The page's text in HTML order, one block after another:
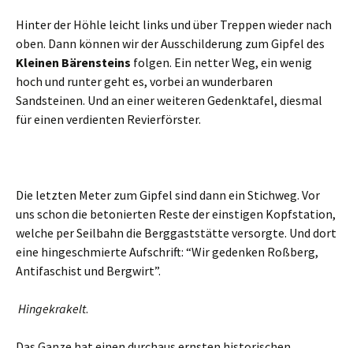
Hinter der Höhle leicht links und über Treppen wieder nach
oben. Dann können wir der Ausschilderung zum Gipfel des
Kleinen Bärensteins folgen. Ein netter Weg, ein wenig
hoch und runter geht es, vorbei an wunderbaren
Sandsteinen. Und an einer weiteren Gedenktafel, diesmal
für einen verdienten Revierförster.
Die letzten Meter zum Gipfel sind dann ein Stichweg. Vor
uns schon die betonierten Reste der einstigen Kopfstation,
welche per Seilbahn die Berggaststätte versorgte. Und dort
eine hingeschmierte Aufschrift: “Wir gedenken Roßberg,
Antifaschist und Bergwirt”.
Hingekrakelt.